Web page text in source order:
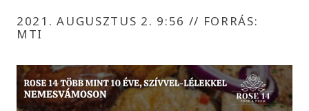
2021. AUGUSZTUS 2. 9:56 // FORRÁS:
MTI